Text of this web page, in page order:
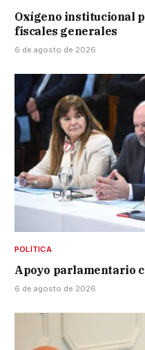
Oxígeno institucional
fiscales generales
6 de agosto de 2026
POLÍTICA
Apoyo parlamentario
6 de agosto de 2026